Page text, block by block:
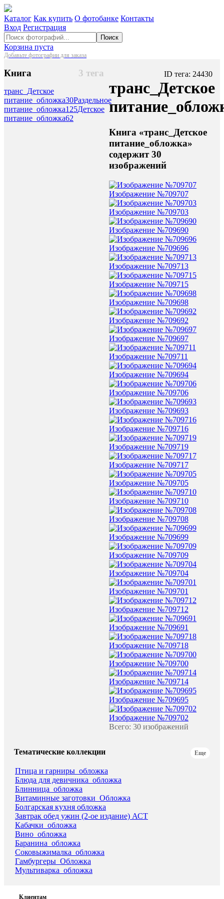
Каталог Как купить О фотобанке Контакты
Вход Регистрация
Поиск
Корзина пуста
Добавьте фотографии для заказа
3 тега
Книга
транс_Детское
питание_обложка30Раздельное
питание_обложка125Детское
питание_обложка62
ID тега: 24430
транс_Детское
Книга «транс_Детское
питание_обложка»
содержит 30
изображений
Изображение №709707
Изображение №709703
Изображение №709690
Изображение №709696
Изображение №709713
Изображение №709715
Изображение №709698
Изображение №709692
Изображение №709697
Изображение №709711
Изображение №709694
Изображение №709706
Изображение №709693
Изображение №709716
Изображение №709719
Изображение №709717
Изображение №709705
Изображение №709710
Изображение №709708
Изображение №709699
Изображение №709709
Изображение №709704
Изображение №709701
Изображение №709712
Изображение №709691
Изображение №709718
Изображение №709700
Изображение №709714
Изображение №709695
Изображение №709702
Всего: 30 изображений
Тематические коллекции Еще
Птица и гарниры_обложка
Блюда для девичника_обложка
Блинница_обложка
Витаминные заготовки_Обложка
Болгарская кухня обложка
Завтрак обед ужин (2-ое издание) АСТ
Кабачки_обложка
Вино_обложка
Баранина_обложка
Соковыжималка_обложка
Гамбургеры_Обложка
Мультиварка_обложка
Клиентам